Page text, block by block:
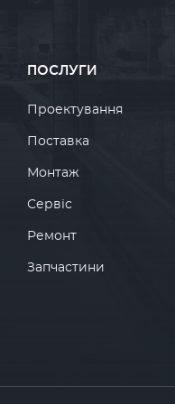
ПОСЛУГИ
Проектування
Поставка
Монтаж
Сервіс
Ремонт
Запчастини